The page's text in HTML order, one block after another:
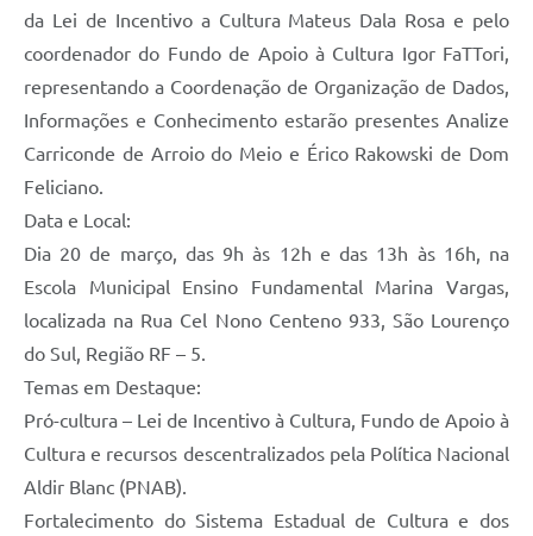
da Lei de Incentivo a Cultura Mateus Dala Rosa e pelo
coordenador do Fundo de Apoio à Cultura Igor FaTTori,
representando a Coordenação de Organização de Dados,
Informações e Conhecimento estarão presentes Analize
Carriconde de Arroio do Meio e Érico Rakowski de Dom
Feliciano.
Data e Local:
Dia 20 de março, das 9h às 12h e das 13h às 16h, na
Escola Municipal Ensino Fundamental Marina Vargas,
localizada na Rua Cel Nono Centeno 933, São Lourenço
do Sul, Região RF – 5.
Temas em Destaque:
Pró-cultura – Lei de Incentivo à Cultura, Fundo de Apoio à
Cultura e recursos descentralizados pela Política Nacional
Aldir Blanc (PNAB).
Fortalecimento do Sistema Estadual de Cultura e dos